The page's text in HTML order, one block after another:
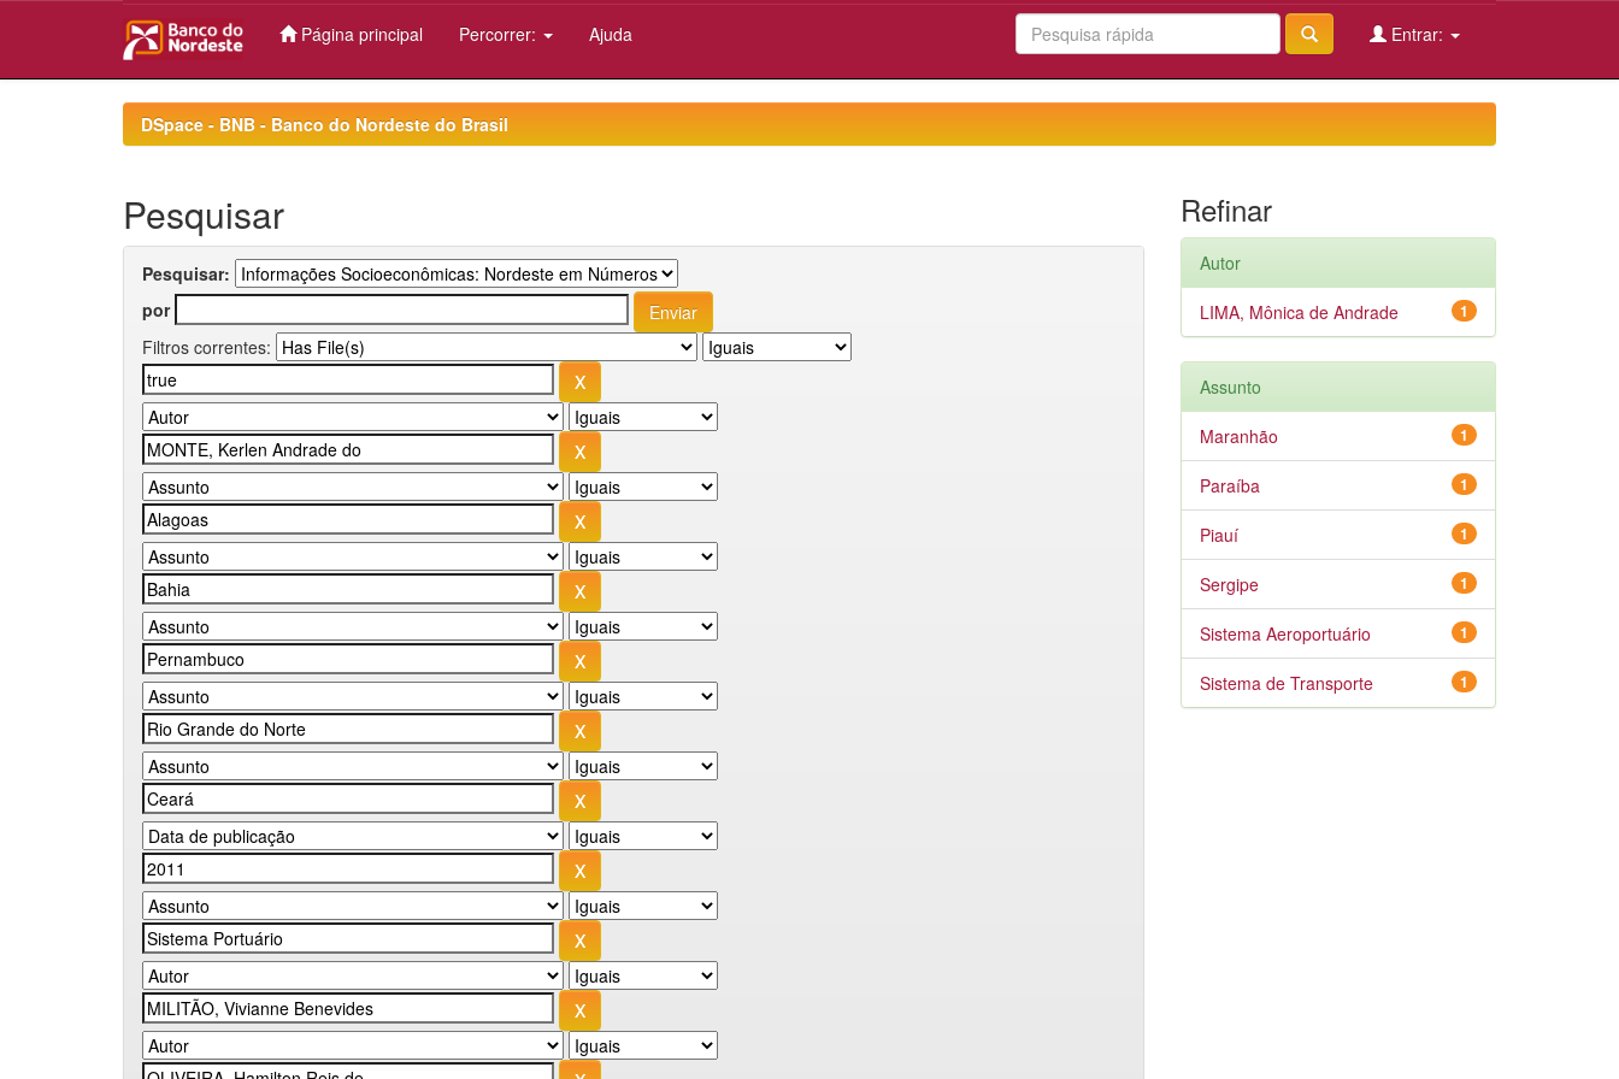
Página principal Percorrer: Ajuda Entrar:
DSpace - BNB - Banco do Nordeste do Brasil
Pesquisar
Pesquisar:
por
Filtros correntes:
Refinar
Autor
1
LIMA, Mônica de Andrade
Assunto
1
Maranhão
1
Paraíba
1
Piauí
1
Sergipe
1
Sistema Aeroportuário
1
Sistema de Transporte